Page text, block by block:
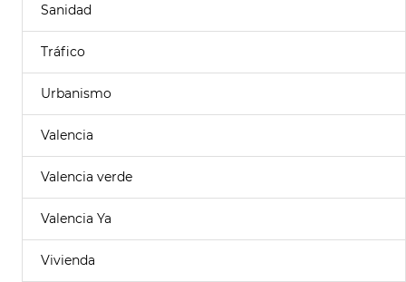
Sanidad
Tráfico
Urbanismo
Valencia
Valencia verde
Valencia Ya
Vivienda